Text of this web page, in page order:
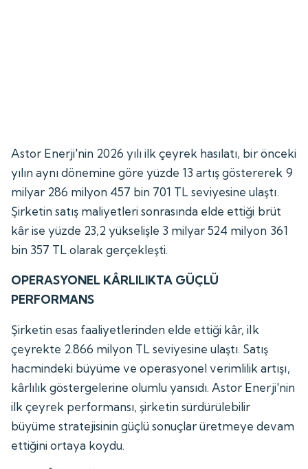
Astor Enerji'nin 2026 yılı ilk çeyrek hasılatı, bir önceki
yılın aynı dönemine göre yüzde 13 artış göstererek 9
milyar 286 milyon 457 bin 701 TL seviyesine ulaştı.
Şirketin satış maliyetleri sonrasında elde ettiği brüt
kâr ise yüzde 23,2 yükselişle 3 milyar 524 milyon 361
bin 357 TL olarak gerçekleşti.
OPERASYONEL KÂRLILIKTA GÜÇLÜ
PERFORMANS
Şirketin esas faaliyetlerinden elde ettiği kâr, ilk
çeyrekte 2.866 milyon TL seviyesine ulaştı. Satış
hacmindeki büyüme ve operasyonel verimlilik artışı,
kârlılık göstergelerine olumlu yansıdı. Astor Enerji'nin
ilk çeyrek performansı, şirketin sürdürülebilir
büyüme stratejisinin güçlü sonuçlar üretmeye devam
ettiğini ortaya koydu.